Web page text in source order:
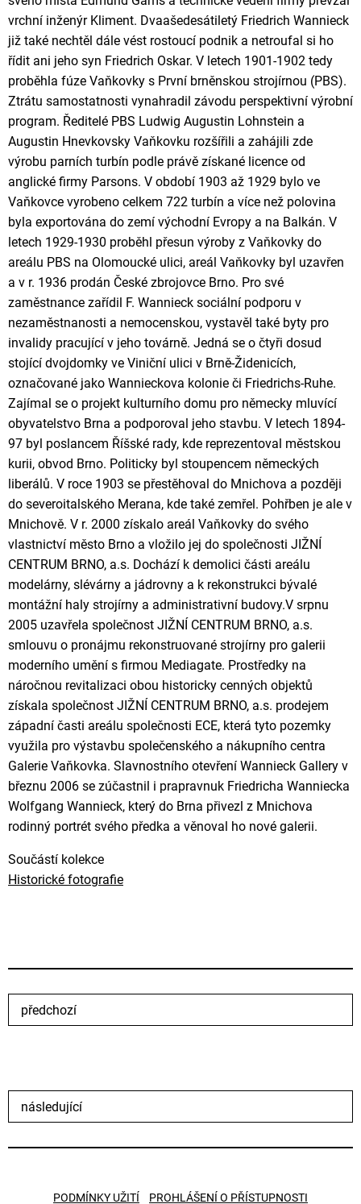
vrchní inženýr Kliment. Dvaašedesátiletý Friedrich Wannieck
již také nechtěl dále vést rostoucí podnik a netroufal si ho
řídit ani jeho syn Friedrich Oskar. V letech 1901-1902 tedy
proběhla fúze Vaňkovky s První brněnskou strojírnou (PBS).
Ztrátu samostatnosti vynahradil závodu perspektivní výrobní
program. Ředitelé PBS Ludwig Augustin Lohnstein a
Augustin Hnevkovsky Vaňkovku rozšířili a zahájili zde
výrobu parních turbín podle právě získané licence od
anglické firmy Parsons. V období 1903 až 1929 bylo ve
Vaňkovce vyrobeno celkem 722 turbín a více než polovina
byla exportována do zemí východní Evropy a na Balkán. V
letech 1929-1930 proběhl přesun výroby z Vaňkovky do
areálu PBS na Olomoucké ulici, areál Vaňkovky byl uzavřen
a v r. 1936 prodán České zbrojovce Brno. Pro své
zaměstnance zařídil F. Wannieck sociální podporu v
nezaměstnanosti a nemocenskou, vystavěl také byty pro
invalidy pracující v jeho továrně. Jedná se o čtyři dosud
stojící dvojdomky ve Viniční ulici v Brně-Židenicích,
označované jako Wannieckova kolonie či Friedrichs-Ruhe.
Zajímal se o projekt kulturního domu pro německy mluvící
obyvatelstvo Brna a podporoval jeho stavbu. V letech 1894-
97 byl poslancem Říšské rady, kde reprezentoval městskou
kurii, obvod Brno. Politicky byl stoupencem německých
liberálů. V roce 1903 se přestěhoval do Mnichova a později
do severoitalského Merana, kde také zemřel. Pohřben je ale v
Mnichově. V r. 2000 získalo areál Vaňkovky do svého
vlastnictví město Brno a vložilo jej do společnosti JIŽNÍ
CENTRUM BRNO, a.s. Dochází k demolici části areálu
modelárny, slévárny a jádrovny a k rekonstrukci bývalé
montážní haly strojírny a administrativní budovy.V srpnu
2005 uzavřela společnost JIŽNÍ CENTRUM BRNO, a.s.
smlouvu o pronájmu rekonstruované strojírny pro galerii
moderního umění s firmou Mediagate. Prostředky na
náročnou revitalizaci obou historicky cenných objektů
získala společnost JIŽNÍ CENTRUM BRNO, a.s. prodejem
západní časti areálu společnosti ECE, která tyto pozemky
využila pro výstavbu společenského a nákupního centra
Galerie Vaňkovka. Slavnostního otevření Wannieck Gallery v
březnu 2006 se zúčastnil i prapravnuk Friedricha Wanniecka
Wolfgang Wannieck, který do Brna přivezl z Mnichova
rodinný portrét svého předka a věnoval ho nové galerii.
Součástí kolekce
Historické fotografie
předchozí
následující
PODMÍNKY UŽITÍ PROHLÁŠENÍ O PŘÍSTUPNOSTI